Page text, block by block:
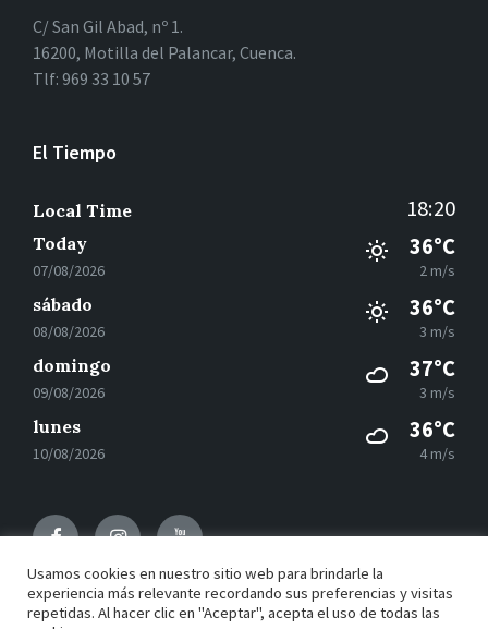
C/ San Gil Abad, nº 1.
16200, Motilla del Palancar, Cuenca.
Tlf: 969 33 10 57
El Tiempo
Local Time 18:20
Today
07/08/2026
36°C
2 m/s
sábado
08/08/2026
36°C
3 m/s
domingo
09/08/2026
37°C
3 m/s
lunes
10/08/2026
36°C
4 m/s
FacebookInstagramYoutube
© 2021 Motilla del Palancar - Desarrollado por Grupo
Usamos cookies en nuestro sitio web para brindarle la
experiencia más relevante recordando sus preferencias y visitas
repetidas. Al hacer clic en "Aceptar", acepta el uso de todas las